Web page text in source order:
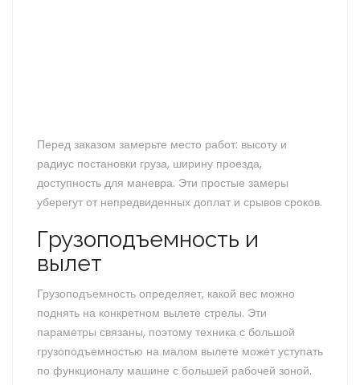
Перед заказом замерьте место работ: высоту и
радиус постановки груза, ширину проезда,
доступность для маневра. Эти простые замеры
уберегут от непредвиденных доплат и срывов сроков.
Грузоподъемность и
вылет
Грузоподъемность определяет, какой вес можно
поднять на конкретном вылете стрелы. Эти
параметры связаны, поэтому техника с большой
грузоподъемностью на малом вылете может уступать
по функционалу машине с большей рабочей зоной.